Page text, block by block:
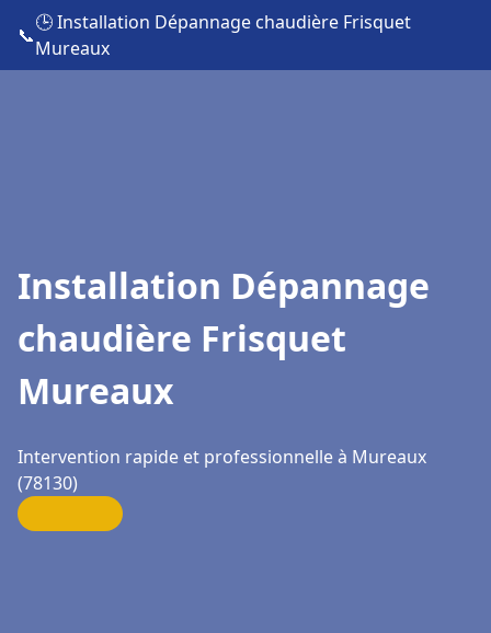
📞
🕒 Installation Dépannage chaudière Frisquet
Mureaux
Installation Dépannage
chaudière Frisquet
Mureaux
Intervention rapide et professionnelle à Mureaux
(78130)